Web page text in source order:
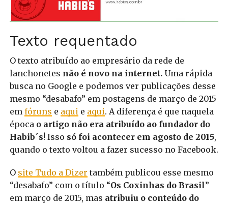
Texto requentado
O texto atribuído ao empresário da rede de
lanchonetes não é novo na internet.Uma rápida
busca no Google e podemos ver publicações desse
mesmo “desabafo” em postagens de março de 2015
em fóruns e aquie aqui. A diferença é que naquela
época o artigo não era atribuído ao fundador do
Habib´s! Isso só foi acontecer em agosto de 2015,
quando o texto voltou a fazer sucesso no Facebook.
O site Tudo a Dizer também publicou esse mesmo
“desabafo” com o título “Os Coxinhas do Brasil”
em março de 2015, mas atribuiu o conteúdo do